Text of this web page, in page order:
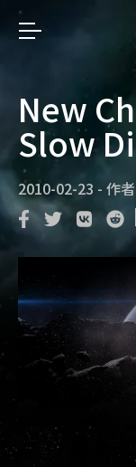
New
Slow
2010-02-23 - 作者